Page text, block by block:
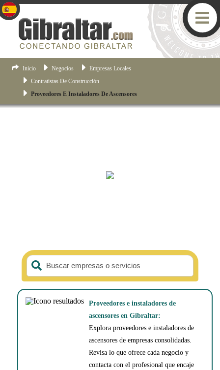
Inicio Negocios
Empresas Locales
Contratistas De Construcción
Proveedores E Instaladores De Ascensores
Buscar empresas o servicios
Proveedores e instaladores de
ascensores en Gibraltar:
Explora proveedores e instaladores de
ascensores de empresas consolidadas.
Revisa lo que ofrece cada negocio y
contacta con el profesional que encaje